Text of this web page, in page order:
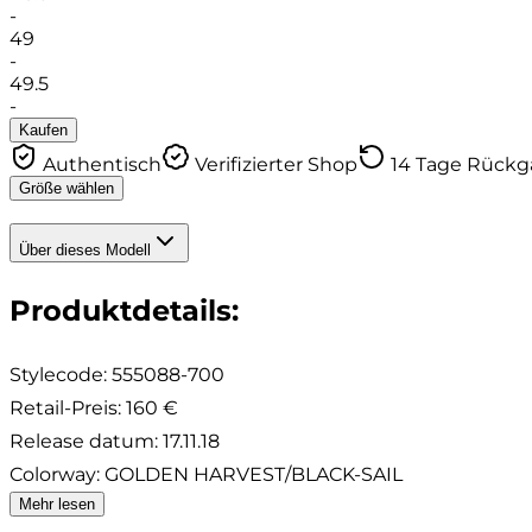
-
49
-
49.5
-
Kaufen
Authentisch Verifizierter Shop 14 Tage
Größe wählen
Über dieses Modell
Produktdetails:
Stylecode: 555088-700
Retail-Preis: 160 €
Release datum: 17.11.18
Colorway: GOLDEN HARVEST/BLACK-SAIL
Mehr lesen